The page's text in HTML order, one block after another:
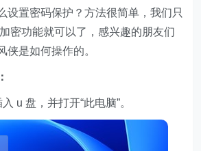
设置密码保护？方法很简单，我们只
密功能就可以了，感兴趣的朋友们
侠是如何操作的。
盘，并打开“此电脑”。